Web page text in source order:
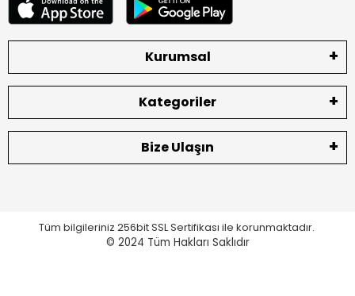
Kurumsal
Kategoriler
Bize Ulaşın
Tüm bilgileriniz 256bit SSL Sertifikası ile korunmaktadır.
© 2024 Tüm Hakları Saklıdır